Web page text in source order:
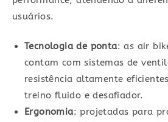
usuários.
Tecnologia de ponta: as air
contam com sistemas de
resistência altamente
treino fluido e desafiador.
Ergonomia: projetadas para